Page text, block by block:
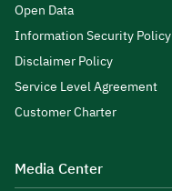
Open Data
Information Security Policy
Disclaimer Policy
Service Level Agreement
Customer Charter
Media Center